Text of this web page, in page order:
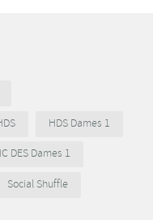
HDS Dames 1
DES Dames 1
Social Shuffle